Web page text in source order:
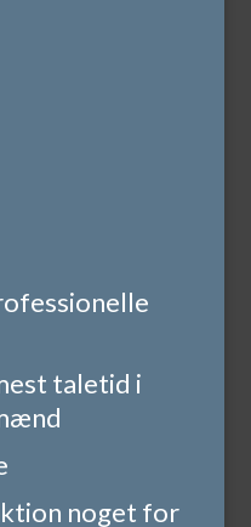
taletid i
noget for